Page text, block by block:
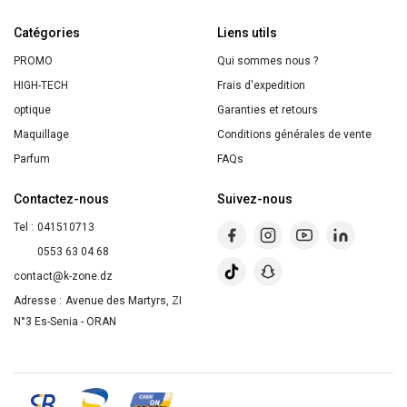
90ml
Catégories
PROMO
HIGH-TECH
optique
Maquillage
Parfum
Liens utils
Qui sommes nous ?
Frais d'expedition
Garanties et retours
Conditions générales de vente
FAQs
Contactez-nous
Tel : 041510713
0553 63 04 68
contact@k-zone.dz
Adresse : Avenue des Martyrs, ZI
N°3 Es-Senia - ORAN
Suivez-nous